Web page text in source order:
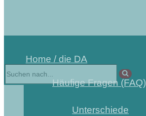
Home / die DA
Häufige Fragen (FAQ)
Unterschiede